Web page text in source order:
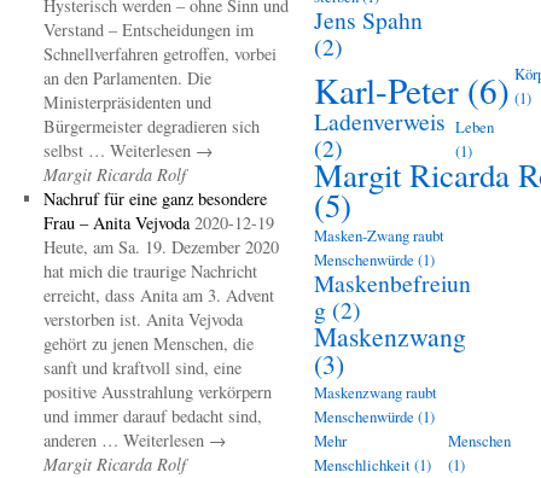
Hysterisch werden – ohne Sinn und
Verstand – Entscheidungen im
Schnellverfahren getroffen, vorbei
an den Parlamenten. Die
Ministerpräsidenten und
Bürgermeister degradieren sich
selbst … Weiterlesen →
Margit Ricarda Rolf
Nachruf für eine ganz besondere
Frau – Anita Vejvoda 2020-12-19
Heute, am Sa. 19. Dezember 2020
hat mich die traurige Nachricht
erreicht, dass Anita am 3. Advent
verstorben ist. Anita Vejvoda
gehört zu jenen Menschen, die
sanft und kraftvoll sind, eine
positive Ausstrahlung verkörpern
und immer darauf bedacht sind,
anderen … Weiterlesen →
Margit Ricarda Rolf
Jens Spahn
(2)
Karl-Peter (6) (1)
Ladenverweis
(2)
Leben
(1)
Margit Ricarda
(5)
Masken-Zwang raubt
Menschenwürde (1)
Maskenbefreiun
g (2)
Maskenzwang
(3)
Maskenzwang raubt
Menschenwürde (1)
Mehr
Menschlichkeit(1)
Menschen
(1)